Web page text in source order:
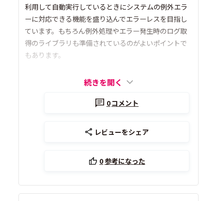
利用して自動実行しているときにシステムの例外エラ
ーに対応できる機能を盛り込んでエラーレスを目指し
ています。もちろん例外処理やエラー発生時のログ取
得のライブラリも準備されているのがよいポイントで
もあります。
続きを開く
0コメント
レビューをシェア
0参考になった